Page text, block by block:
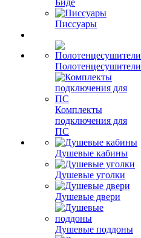
Биде
Писсуары
Полотенцесушители
Комплекты
подключения для
ПС
Душевые кабины
Душевые уголки
Душевые двери
Душевые поддоны